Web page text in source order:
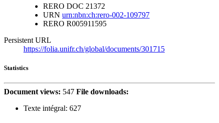
RERO DOC 21372
URN urn:nbn:ch:rero-002-109797
RERO R005911595
Persistent URL
https://folia.unifr.ch/global/documents/301715
Statistics
Document views: 547 File downloads:
Texte intégral: 627